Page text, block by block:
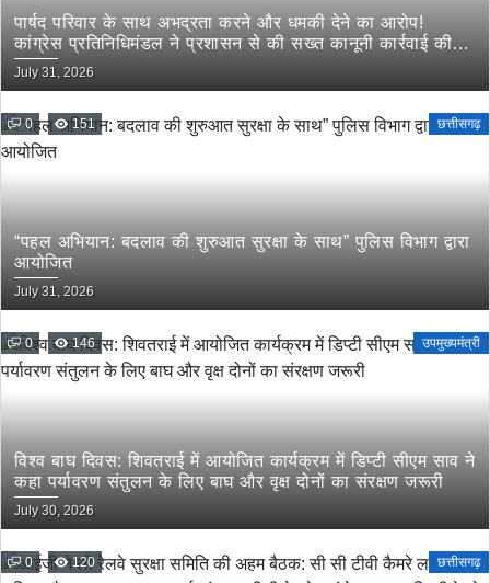
पार्षद परिवार के साथ अभद्रता करने और धमकी देने का आरोप!
कांग्रेस प्रतिनिधिमंडल ने प्रशासन से की सख्त कानूनी कार्रवाई की
मांग
July 31, 2026
0 151 छत्तीसगढ़
“पहल अभियान: बदलाव की शुरुआत सुरक्षा के साथ” पुलिस विभाग द्वारा
आयोजित
July 31, 2026
0 146 उपमुख्यमंत्री
विश्व बाघ दिवस: शिवतराई में आयोजित कार्यक्रम में डिप्टी सीएम साव ने
कहा पर्यावरण संतुलन के लिए बाघ और वृक्ष दोनों का संरक्षण जरूरी
July 30, 2026
0 120 छत्तीसगढ़